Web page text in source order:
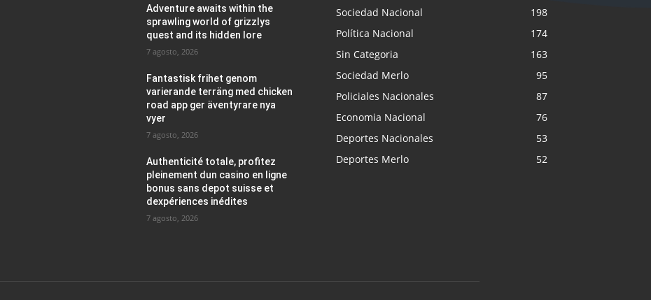
Adventure awaits within the
sprawling world of grizzlys
quest and its hidden lore
7 agosto, 2026
Fantastisk frihet genom
varierande terräng med chicken
road app ger äventyrare nya
vyer
7 agosto, 2026
Authenticité totale, profitez
pleinement dun casino en ligne
bonus sans depot suisse et
dexpériences inédites
7 agosto, 2026
Sociedad Nacional
198
Política Nacional
174
Sin Categoria
163
Sociedad Merlo
95
Policiales Nacionales
87
Economia Nacional
76
Deportes Nacionales
53
Deportes Merlo
52